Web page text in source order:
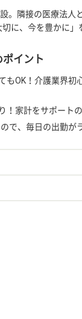
。隣接の医療法人
切に、今を豊かに」
ポイント
もOK！介護業界初
！家計をサポート
で、毎日の出勤が